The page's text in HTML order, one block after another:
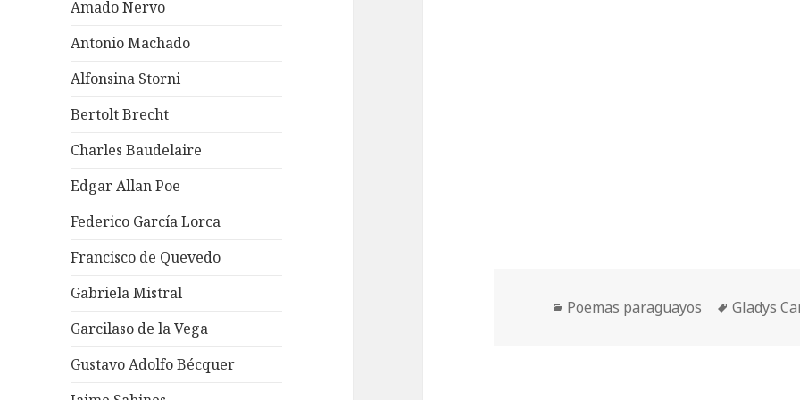
Amado Nervo
Antonio Machado
Alfonsina Storni
Bertolt Brecht
Charles Baudelaire
Edgar Allan Poe
Federico García Lorca
Francisco de Quevedo
Gabriela Mistral
Garcilaso de la Vega
Gustavo Adolfo Bécquer
Categorías
Poemas paraguayos Etiquetas
Gladys